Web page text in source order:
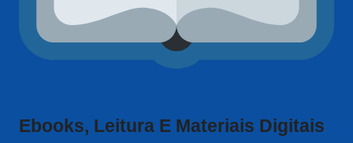
Ebooks, Leitura E Materiais Digitais